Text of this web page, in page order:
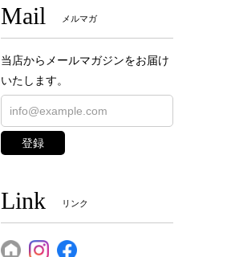
Mail メルマガ
当店からメールマガジンをお届け
いたします。
登録
Link リンク